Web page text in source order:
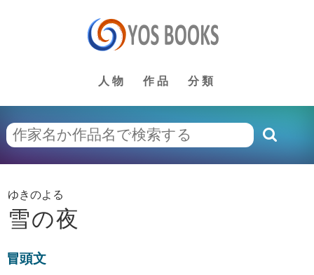
人物 作品 分類
ゆきのよる
雪の夜
冒頭文